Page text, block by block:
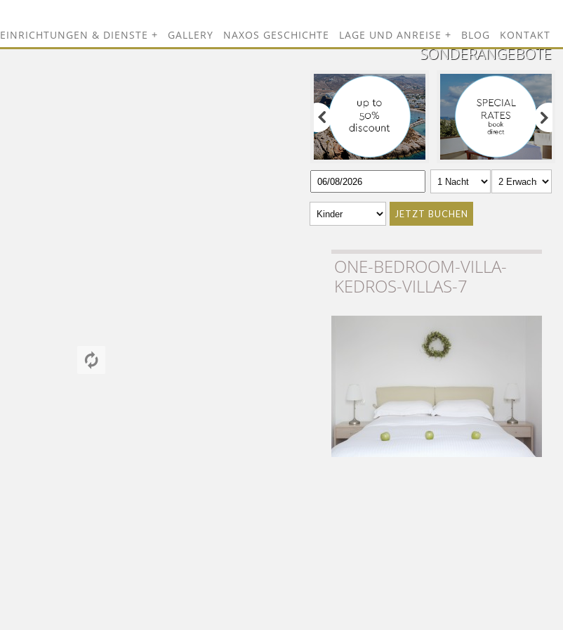
EINRICHTUNGEN & DIENSTE GALLERY NAXOS GESCHICHTE LAGE UND ANREISE BLOG KONTAKT
SONDERANGEBOTE
JETZT BUCHEN
ONE-BEDROOM-VILLA-
KEDROS-VILLAS-7